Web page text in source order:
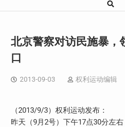
北京警察对访民施暴，
口
2013-09-03 权利运动编辑
（2013/9/3）权利运动发布：
昨天（9月2号）下午17点30分左